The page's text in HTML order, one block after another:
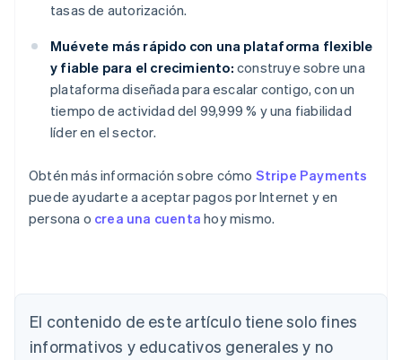
tasas de autorización.
Muévete más rápido con una plataforma flexible
y fiable para el crecimiento: construye sobre una
plataforma diseñada para escalar contigo, con un
tiempo de actividad del 99,999 % y una fiabilidad
líder en el sector.
Obtén más información sobre cómo Stripe Payments
puede ayudarte a aceptar pagos por Internet y en
persona o crea una cuenta hoy mismo.
El contenido de este artículo tiene solo fines
informativos y educativos generales y no
DeutschEnglish
Australia